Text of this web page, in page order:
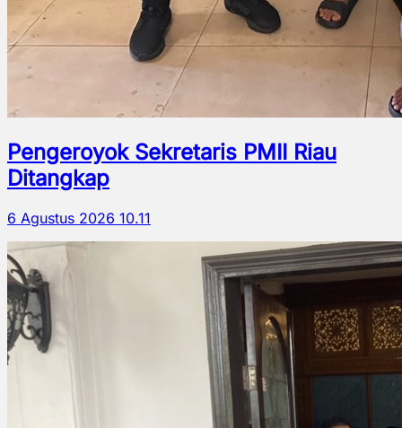
Pengeroyok Sekretaris PMII Riau
Ditangkap
6 Agustus 2026 10.11